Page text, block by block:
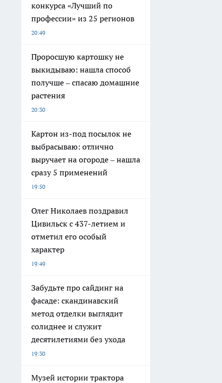
конкурса «Лучший по
профессии» из 25 регионов
20:49
Проросшую картошку не
выкидываю: нашла способ
получше – спасаю домашние
растения
20:30
Картон из-под посылок не
выбрасываю: отлично
выручает на огороде – нашла
сразу 5 применений
19:50
Олег Николаев поздравил
Цивильск с 437-летием и
отметил его особый
характер
19:49
Забудьте про сайдинг на
фасаде: скандинавский
метод отделки выглядит
солиднее и служит
десятилетиями без ухода
19:30
Музей истории трактора